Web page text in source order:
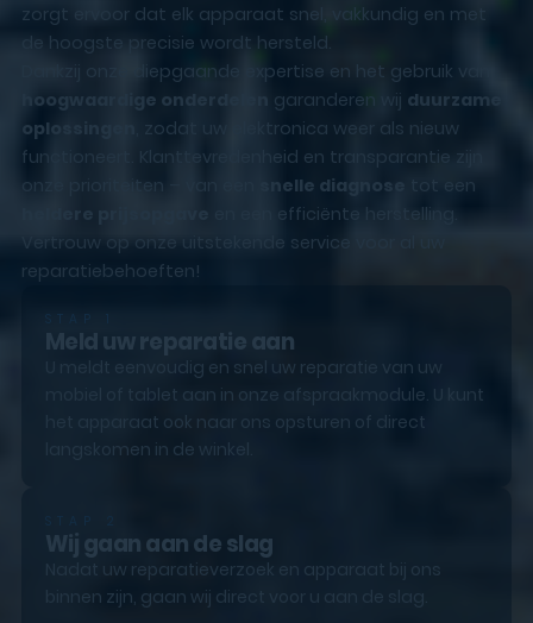
zorgt ervoor dat elk apparaat snel, vakkundig en met
de hoogste precisie wordt hersteld.
Dankzij onze diepgaande expertise en het gebruik van
hoogwaardige onderdelen
garanderen wij duurzame
oplossingen
, zodat uw elektronica weer als nieuw
functioneert. Klanttevredenheid en transparantie zijn
onze prioriteiten – van een
snelle diagnose
tot een
en een efficiënte herstelling.
Vertrouw op onze uitstekende service voor al uw
reparatiebehoeften!
Meld uw reparatie aan
U meldt eenvoudig en snel uw reparatie van uw
mobiel of tablet aan in onze afspraakmodule. U kunt
het apparaat ook naar ons opsturen of direct
langskomen in de winkel.
Wij gaan aan de slag
Nadat uw reparatieverzoek en apparaat bij ons
binnen zijn, gaan wij direct voor u aan de slag.